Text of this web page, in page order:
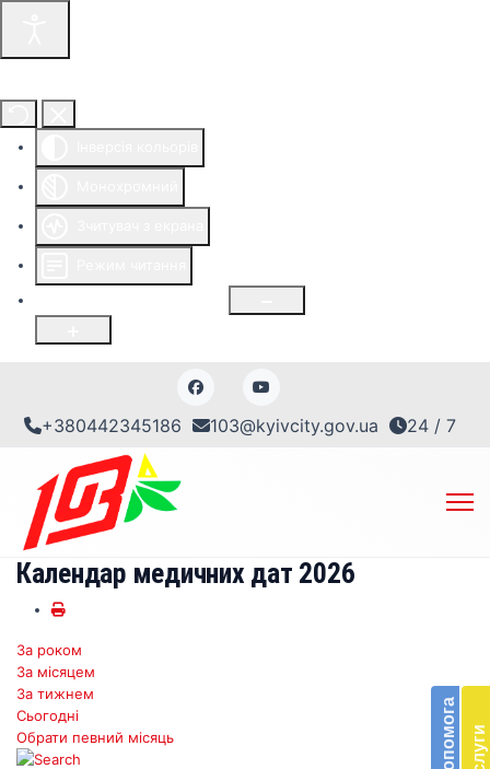
+380442345186 103@kyivcity.gov.ua 24 / 7
Календар медичних дат 2026
За роком
За місяцем
За тижнем
Сьогодні
Обрати певний місяць